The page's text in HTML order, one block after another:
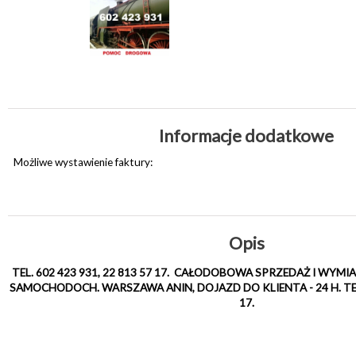
Informacje dodatkowe
Możliwe wystawienie faktury:
Opis
TEL. 602 423 931, 22 813 57 17. CAŁODOBOWA SPRZEDAŻ I
SAMOCHODOCH. WARSZAWA ANIN, DOJAZD DO KLIENTA - 24 H.
17.